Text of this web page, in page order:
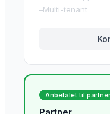
–Multi-tenant
Anbefalet til
Partner